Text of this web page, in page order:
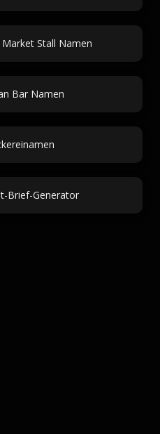
Stall Namen
Bar Namen
Brief-Generator